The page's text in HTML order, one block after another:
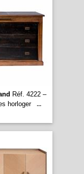
Réf. 4222 –
horloger
...